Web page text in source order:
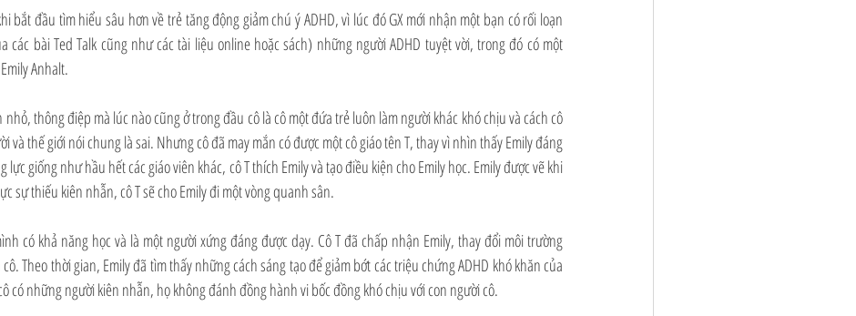
bắt đầu tìm hiểu sâu hơn về trẻ tăng động giảm chú ý ADHD, vì lúc đó GX mới nhận một bạn có rối loạn
các bài Ted Talk cũng như các tài liệu online hoặc sách) những người ADHD tuyệt vời, trong đó có một
Anhalt.
nhỏ, thông điệp mà lúc nào cũng ở trong đầu cô là cô một đứa trẻ luôn làm người khác khó chịu và cách cô
và thế giới nói chung là sai. Nhưng cô đã may mắn có được một cô giáo tên T, thay vì nhìn thấy Emily đáng
lực giống như hầu hết các giáo viên khác, cô T thích Emily và tạo điều kiện cho Emily học. Emily được vẽ khi
sự thiếu kiên nhẫn, cô T sẽ cho Emily đi một vòng quanh sân.
có khả năng học và là một người xứng đáng được dạy. Cô T đã chấp nhận Emily, thay đổi môi trường
Theo thời gian, Emily đã tìm thấy những cách sáng tạo để giảm bớt các triệu chứng ADHD khó khăn của
có những người kiên nhẫn, họ không đánh đồng hành vi bốc đồng khó chịu với con người cô.